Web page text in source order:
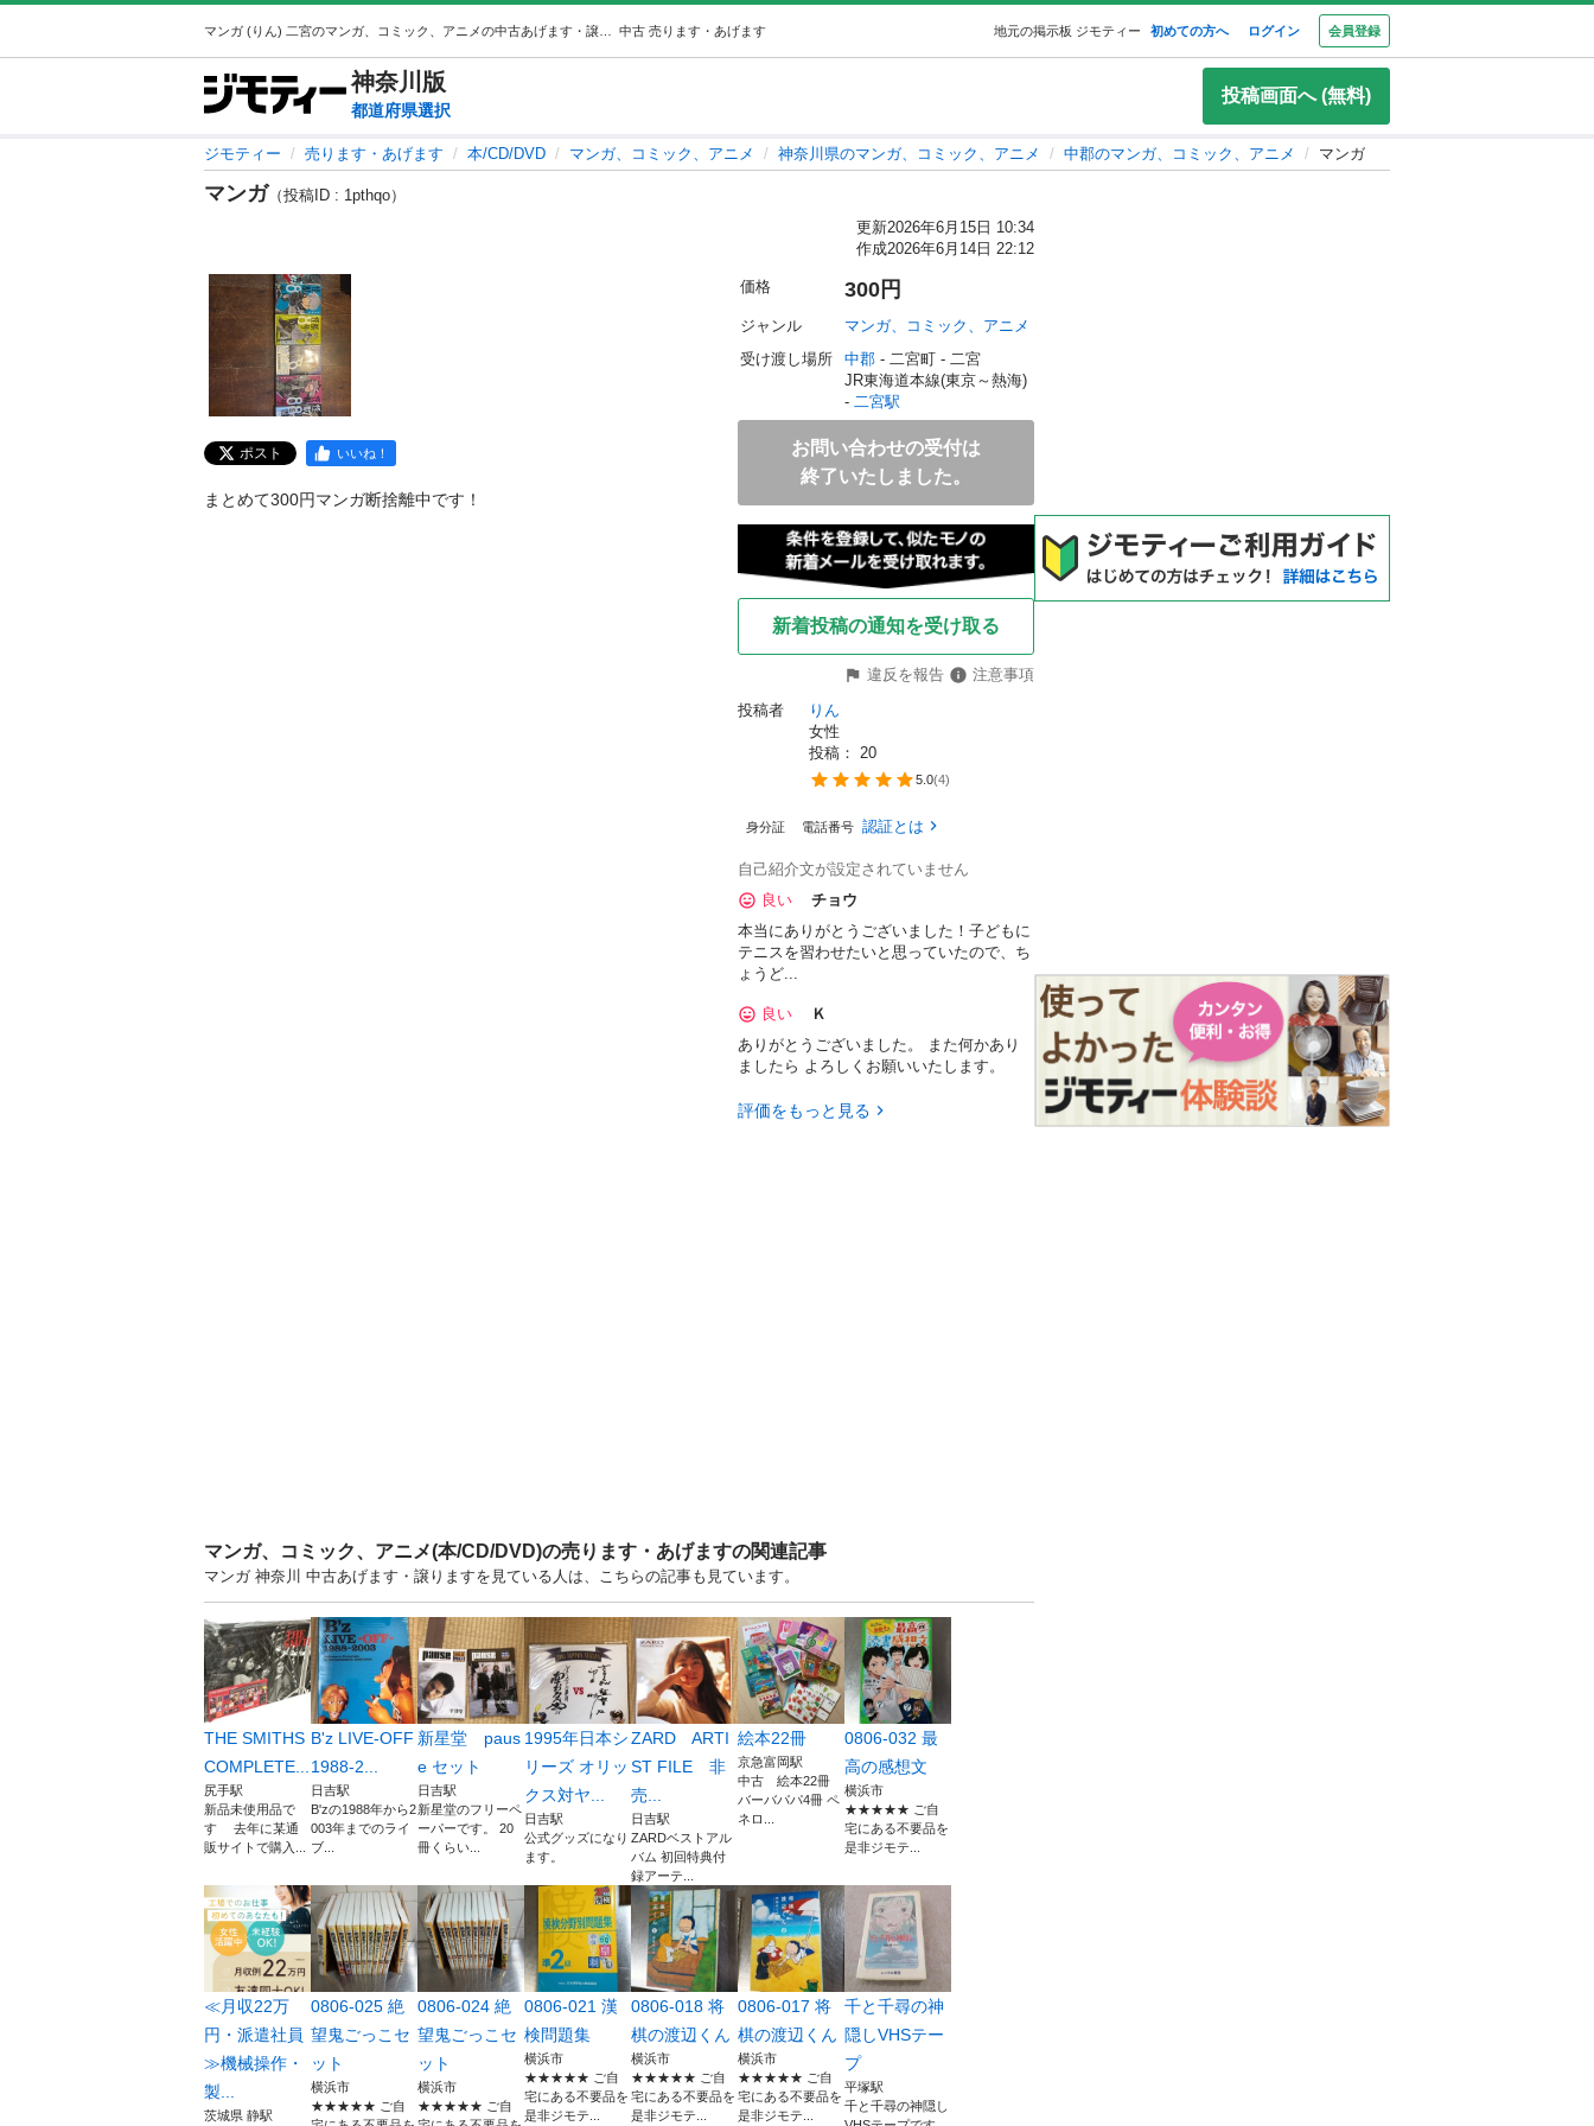
中古 売ります・あげます 地元の掲示板 ジモティー 初めての方へ ログイン 会員登録
神奈川 版
都道府県選択
投稿画面へ (無料)
ジモティー 売ります・あげます 本/CD/DVD マンガ、コミック、アニメ 神奈川県のマンガ、コミック、アニメ 中郡のマンガ、コミック、アニメ マンガ
マンガ （投稿ID : 1pthqo）
更新2026年6月15日 10:34
作成2026年6月14日 22:12
ポスト いいね！
価格 300円
ジャンル
マンガ、コミック、アニメ
受け渡し場所
中郡 - 二宮町 - 二宮
JR東海道本線(東京～熱海)
- 二宮駅
お問い合わせの受付は
終了いたしました。
新着投稿の通知を受け取る
違反を報告
注意事項
投稿者
りん
女性
投稿： 20
5.0(4)
身分証 電話番号 認証とは
自己紹介文が設定されていません
良い
チョウ
本当にありがとうございました！子どもに
テニスを習わせたいと思っていたので、ち
ょうど...
良い
Ｋ
ありがとうございました。 また何かあり
ましたら よろしくお願いいたします。
評価をもっと見る
マンガ、コミック、アニメ(本/CD/DVD)の売ります・あげますの関連記事
マンガ 神奈川 中古あげます・譲りますを見ている人は、こちらの記事も見ています。
THE SMITHS
COMPLETE...
尻手駅
新品未使用品で
す 去年に某通
販サイトで購入...
B'z LIVE-OFF
1988-2...
日吉駅
B'zの1988年から2
003年までのライ
ブ...
新星堂 paus
e セット
日吉駅
新星堂のフリーペ
ーパーです。 20
冊くらい...
1995年日本シ
リーズ オリッ
クス対ヤ...
日吉駅
公式グッズになり
ます。
ZARD ARTI
ST FILE 非
売...
日吉駅
ZARDベストアル
バム 初回特典付
録アーテ...
絵本22冊
京急富岡駅
中古 絵本22冊
バーバパパ4冊 ペ
ネロ...
0806-032 最
高の感想文
横浜市
★★★★★ ご自
宅にある不要品を
是非ジモテ...
≪月収22万
円・派遣社員
≫機械操作・
製...
茨城県 静駅
0806-025 絶
望鬼ごっこセ
ット
横浜市
★★★★★ ご自
0806-024 絶
望鬼ごっこセ
ット
横浜市
★★★★★ ご自
0806-021 漢
検問題集
横浜市
★★★★★ ご自
宅にある不要品を
是非ジモテ...
0806-018 将
棋の渡辺くん
横浜市
★★★★★ ご自
宅にある不要品を
是非ジモテ...
0806-017 将
棋の渡辺くん
横浜市
★★★★★ ご自
宅にある不要品を
是非ジモテ...
千と千尋の神
隠しVHSテー
プ
平塚駅
千と千尋の神隠し